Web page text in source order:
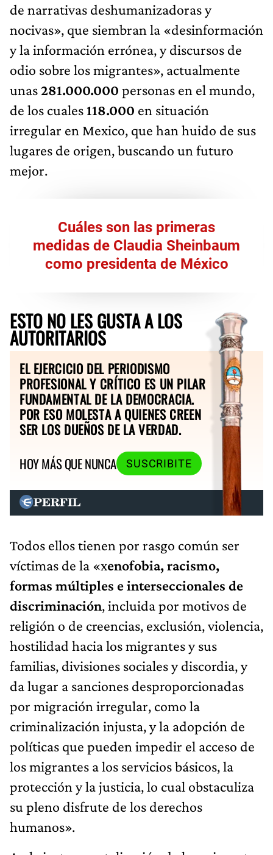
de narrativas deshumanizadoras y
nocivas», que siembran la «desinformación
y la información errónea, y discursos de
odio sobre los migrantes», actualmente
unas281.000.000 personas en el mundo,
de los cuales118.000 en situación
irregular en Mexico, que han huido de sus
lugares de origen, buscando un futuro
mejor.
Cuáles son las primeras
medidas de Claudia Sheinbaum
como presidenta de México
ESTO NO LES GUSTA A LOS
AUTORITARIOS
EL EJERCICIO DEL PERIODISMO
PROFESIONAL Y CRÍTICO ES UN PILAR
FUNDAMENTAL DE LA DEMOCRACIA.
POR ESO MOLESTA A QUIENES CREEN
SER LOS DUEÑOS DE LA VERDAD.
HOY MÁS QUE NUNCA
SUSCRIBITE
Todos ellos tienen por rasgo común ser
víctimas de la «xenofobia, racismo,
formas múltiples e interseccionales de
discriminación, incluida por motivos de
religión o de creencias, exclusión, violencia,
hostilidad hacia los migrantes y sus
familias, divisiones sociales y discordia, y
da lugar a sanciones desproporcionadas
por migración irregular, como la
criminalización injusta, y la adopción de
políticas que pueden impedir el acceso de
los migrantes a los servicios básicos, la
protección y la justicia, lo cual obstaculiza
su pleno disfrute de los derechos
humanos».